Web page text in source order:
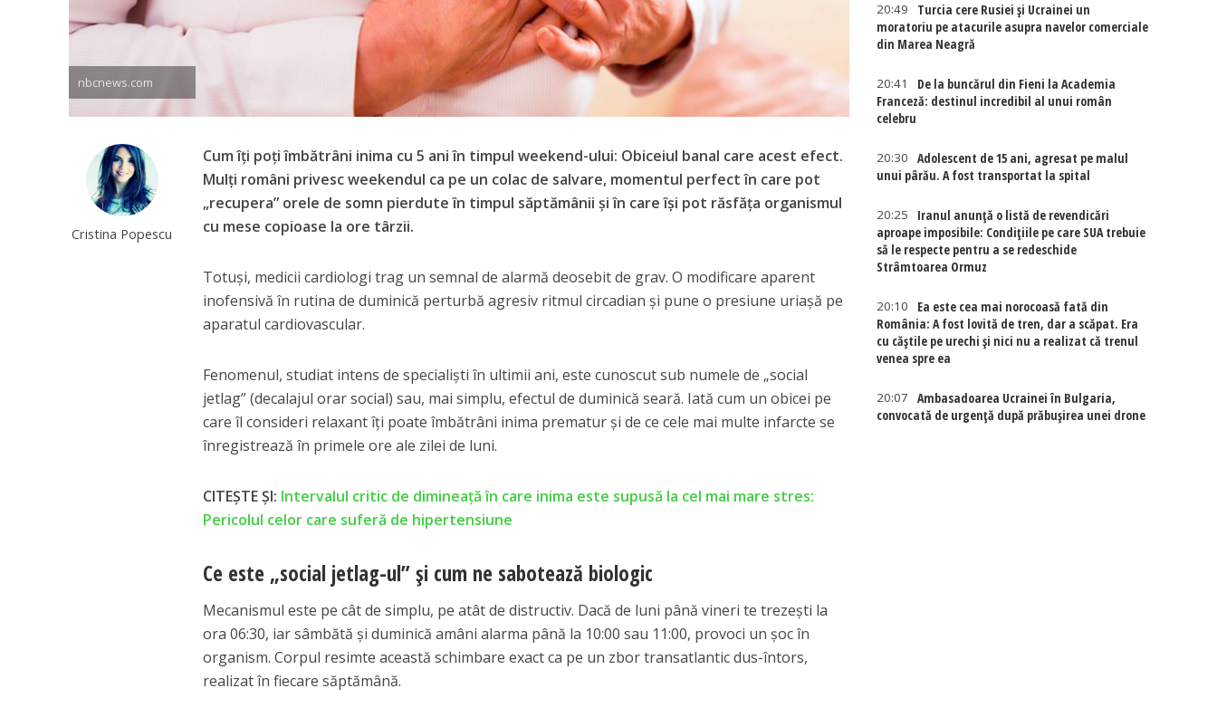
nbcnews.com
Cristina Popescu
Cum îți poți îmbătrâni inima cu 5 ani în timpul weekend-ului: Obiceiul banal care acest efect.
Mulți români privesc weekendul ca pe un colac de salvare, momentul perfect în care pot
„recupera” orele de somn pierdute în timpul săptămânii și în care își pot răsfăța organismul
cu mese copioase la ore târzii.
Totuși, medicii cardiologi trag un semnal de alarmă deosebit de grav. O modificare aparent
inofensivă în rutina de duminică perturbă agresiv ritmul circadian și pune o presiune uriașă pe
aparatul cardiovascular.
Fenomenul, studiat intens de specialiști în ultimii ani, este cunoscut sub numele de „social
jetlag” (decalajul orar social) sau, mai simplu, efectul de duminică seară. Iată cum un obicei pe
care îl consideri relaxant îți poate îmbătrâni inima prematur și de ce cele mai multe infarcte se
înregistrează în primele ore ale zilei de luni.
CITEȘTE ȘI: Intervalul critic de dimineață în care inima este supusă la cel mai mare stres:
Pericolul celor care suferă de hipertensiune
Ce este „social jetlag-ul” și cum ne sabotează biologic
Mecanismul este pe cât de simplu, pe atât de distructiv. Dacă de luni până vineri te trezești la
ora 06:30, iar sâmbătă și duminică amâni alarma până la 10:00 sau 11:00, provoci un șoc în
organism. Corpul resimte această schimbare exact ca pe un zbor transatlantic dus-întors,
realizat în fiecare săptămână.
20:49
Turcia cere Rusiei și Ucrainei un
moratoriu pe atacurile asupra navelor comerciale
din Marea Neagră
20:41
De la buncărul din Fieni la Academia
Franceză: destinul incredibil al unui român
celebru
20:30
Adolescent de 15 ani, agresat pe malul
unui pârău. A fost transportat la spital
20:25
Iranul anunță o listă de revendicări
aproape imposibile: Condițiile pe care SUA trebuie
să le respecte pentru a se redeschide
Strâmtoarea Ormuz
20:10
Ea este cea mai norocoasă fată din
România: A fost lovită de tren, dar a scăpat. Era
cu căștile pe urechi și nici nu a realizat că trenul
venea spre ea
20:07
Ambasadoarea Ucrainei în Bulgaria,
convocată de urgență după prăbușirea unei drone